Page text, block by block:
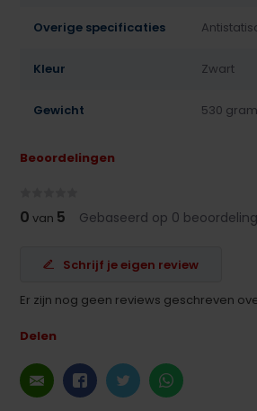
Overige specificaties
Kleur Zwart
Gewicht 530
Beoordelingen
0 van 5 Gebaseerd op 0
Schrijf je eigen review
Er zijn nog geen reviews geschreven
Delen